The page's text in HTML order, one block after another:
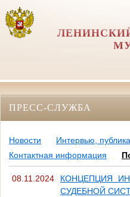
ПРЕСС-СЛУЖБА
Новости
Интервью,
Контактная информация
08.11.2024
КОНЦЕПЦИЯ
СУДЕБНОЙ